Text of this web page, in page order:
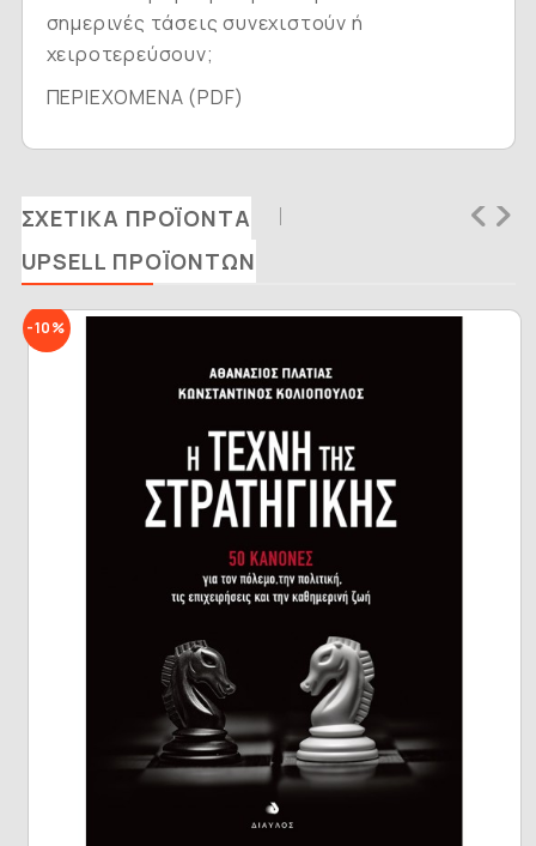
σημερινές τάσεις συνεχιστούν ή
χειροτερεύσουν;
ΠΕΡΙΕΧΟΜΕΝΑ (PDF)
ΣΧΕΤΙΚΆ ΠΡΟΪΌΝΤΑ
UPSELL ΠΡΟΪΌΝΤΩΝ
-10%